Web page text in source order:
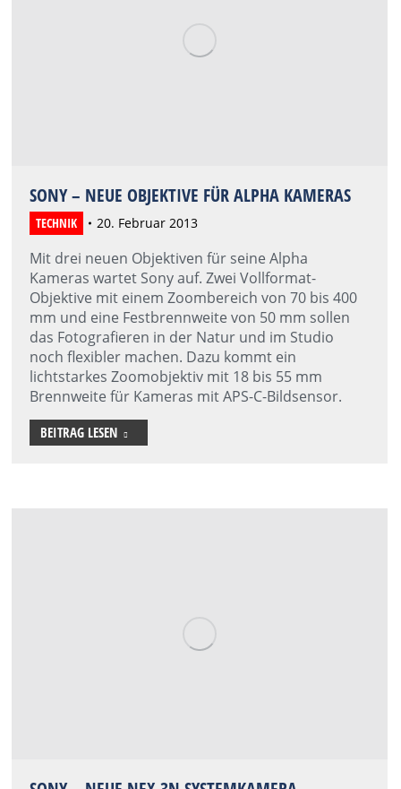
SONY – NEUE OBJEKTIVE FÜR ALPHA KAMERAS
TECHNIK 20. Februar 2013
Mit drei neuen Objektiven für seine Alpha
Kameras wartet Sony auf. Zwei Vollformat-
Objektive mit einem Zoombereich von 70 bis 400
mm und eine Festbrennweite von 50 mm sollen
das Fotografieren in der Natur und im Studio
noch flexibler machen. Dazu kommt ein
lichtstarkes Zoomobjektiv mit 18 bis 55 mm
Brennweite für Kameras mit APS-C-Bildsensor.
BEITRAG LESEN